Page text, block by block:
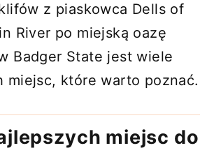
z piaskowca Dells of
River po miejską oazę
Badger State jest wiele
miejsc, które warto poznać.
miejsc do